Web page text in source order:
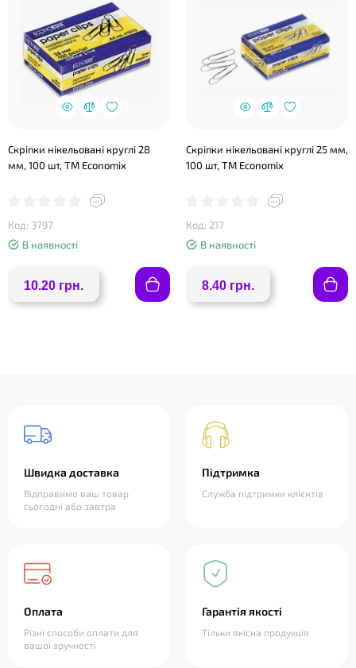
Скріпки нікельовані круглі 28
мм, 100 шт, ТМ Economix
Код: 3797
В наявності
10.20 грн.
Скріпки нікельовані круглі 25 мм,
100 шт, ТМ Economix
Код: 217
В наявності
8.40 грн.
Швидка доставка
Відправимо ваш товар
сьогодні або завтра
Підтримка
Служба підтримки клієнтів
Оплата
Різні способи оплати для
вашої зручності
Гарантія якості
Тільки якісна продукція